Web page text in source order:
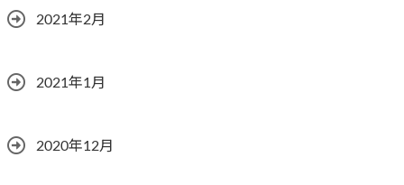
2021年2月
2021年1月
2020年12月